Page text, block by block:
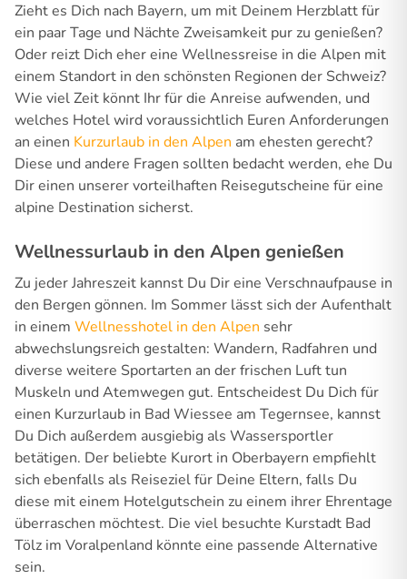
Zieht es Dich nach Bayern, um mit Deinem Herzblatt für
ein paar Tage und Nächte Zweisamkeit pur zu genießen?
Oder reizt Dich eher eine Wellnessreise in die Alpen mit
einem Standort in den schönsten Regionen der Schweiz?
Wie viel Zeit könnt Ihr für die Anreise aufwenden, und
welches Hotel wird voraussichtlich Euren Anforderungen
an einen Kurzurlaub in den Alpen am ehesten gerecht?
Diese und andere Fragen sollten bedacht werden, ehe Du
Dir einen unserer vorteilhaften Reisegutscheine für eine
alpine Destination sicherst.
Wellnessurlaub in den Alpen genießen
Zu jeder Jahreszeit kannst Du Dir eine Verschnaufpause in
den Bergen gönnen. Im Sommer lässt sich der Aufenthalt
in einem Wellnesshotel in den Alpen sehr
abwechslungsreich gestalten: Wandern, Radfahren und
diverse weitere Sportarten an der frischen Luft tun
Muskeln und Atemwegen gut. Entscheidest Du Dich für
einen Kurzurlaub in Bad Wiessee am Tegernsee, kannst
Du Dich außerdem ausgiebig als Wassersportler
betätigen. Der beliebte Kurort in Oberbayern empfiehlt
sich ebenfalls als Reiseziel für Deine Eltern, falls Du
diese mit einem Hotelgutschein zu einem ihrer Ehrentage
überraschen möchtest. Die viel besuchte Kurstadt Bad
Tölz im Voralpenland könnte eine passende Alternative
sein.